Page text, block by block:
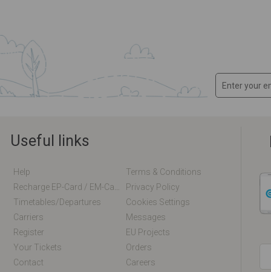
Useful links
Help
Terms & Conditions
Privacy Policy
Timetables/departures
Cookies Settings
Carriers
Messages
Register
EU Projects
Your Tickets
Orders
Contact
Careers